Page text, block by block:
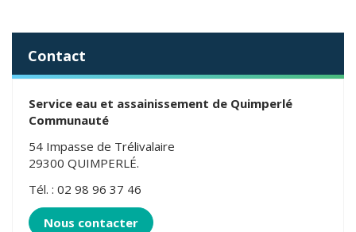
Contact
Service eau et assainissement de Quimperlé
Communauté
54 Impasse de Trélivalaire
29300 QUIMPERLÉ.
Tél. : 02 98 96 37 46
Nous contacter